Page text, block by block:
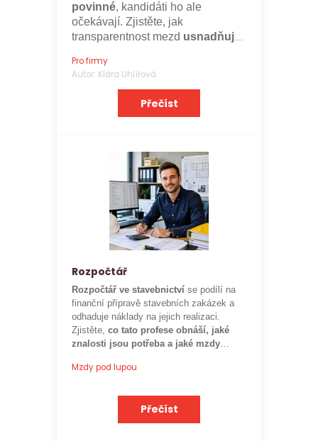
povinné, kandidáti ho ale
očekávají. Zjistěte, jak
transparentnost mezd usnadňuje
zaměstnavatele.
Pro firmy
Autor: Klára Uhlířová
Přečíst
Rozpočtář
Rozpočtář ve stavebnictví se podílí na
finanční přípravě stavebních zakázek a
odhaduje náklady na jejich realizaci.
Zjistěte, co tato profese obnáší, jaké
znalosti jsou potřeba a jaké mzdy
očekávat.
Mzdy pod lupou
Přečíst